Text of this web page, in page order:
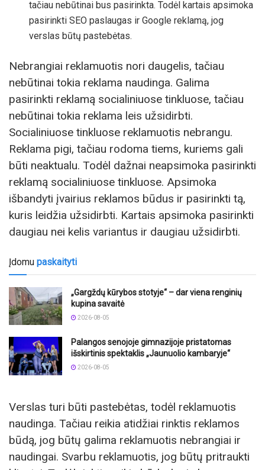
tačiau nebūtinai bus pasirinkta. Todėl kartais apsimoka
pasirinkti SEO paslaugas ir Google reklamą, jog
verslas būtų pastebėtas.
Nebrangiai reklamuotis nori daugelis, tačiau
nebūtinai tokia reklama naudinga. Galima
pasirinkti reklamą socialiniuose tinkluose, tačiau
nebūtinai tokia reklama leis užsidirbti.
Socialiniuose tinkluose reklamuotis nebrangu.
Reklama pigi, tačiau rodoma tiems, kuriems gali
būti neaktualu. Todėl dažnai neapsimoka pasirinkti
reklamą socialiniuose tinkluose. Apsimoka
išbandyti įvairius reklamos būdus ir pasirinkti tą,
kuris leidžia užsidirbti. Kartais apsimoka pasirinkti
daugiau nei kelis variantus ir daugiau užsidirbti.
Įdomu paskaityti
„Gargždų kūrybos stotyje“ – dar viena renginių
kupina savaitė
2026-08-05
Palangos senojoje gimnazijoje pristatomas
išskirtinis spektaklis „Jaunuolio kambaryje“
2026-08-05
Verslas turi būti pastebėtas, todėl reklamuotis
naudinga. Tačiau reikia atidžiai rinktis reklamos
būdą, jog būtų galima reklamuotis nebrangiai ir
naudingai. Svarbu reklamuotis, jog būtų pritraukti